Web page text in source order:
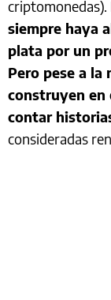
siempre haya
plata por un
Pero pese a la
construyen en
contar
consideradas